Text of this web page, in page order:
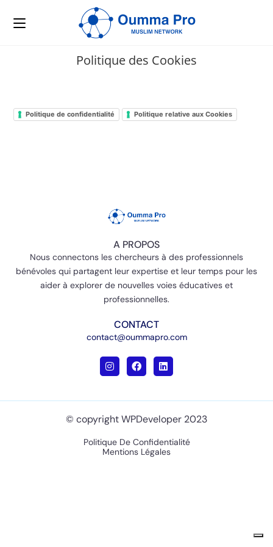
Politique des Cookies
Politique de confidentialité Politique relative aux Cookies
A PROPOS
Nous connectons les chercheurs à des professionnels
bénévoles qui partagent leur expertise et leur temps pour les
aider à explorer de nouvelles voies éducatives et
professionnelles.
CONTACT
contact@oummapro.com
© copyright WPDeveloper 2023
Politique De Confidentialité
Mentions Légales